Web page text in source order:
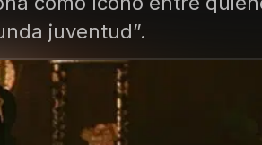
juventud”.